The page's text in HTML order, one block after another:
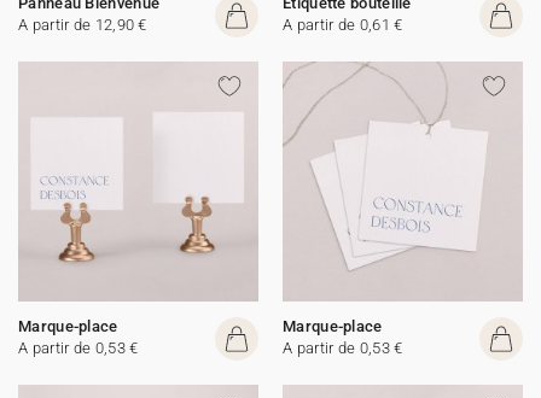
A partir de 12,90 €
A partir de 0,61 €
Marque-place
A partir de 0,53 €
Marque-place
A partir de 0,53 €